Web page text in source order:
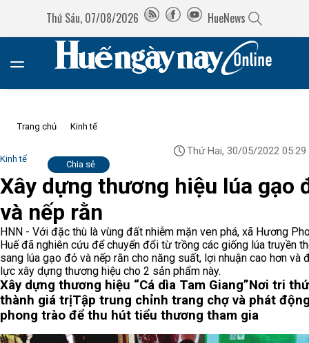
Thứ Sáu, 07/08/2026 HueNews
Trang chủ Kinh tế
Kinh tế
Thứ Hai, 30/05/2022 05:29
Chia sẻ
Xây dựng thương hiệu lúa gạo
và nếp rằn
HNN - Với đặc thù là vùng đất nhiễm mặn ven phá, xã Hương
Huế đã nghiên cứu để chuyển đổi từ trồng các giống lúa truyền
sang lúa gạo đỏ và nếp rằn cho năng suất, lợi nhuận cao hơn và
lực xây dựng thương hiệu cho 2 sản phẩm này.
Xây dựng thương hiệu “Cá dìa Tam Giang”Nơi tri
thành giá trịTập trung chỉnh trang chợ và phát
phong trào để thu hút tiểu thương tham gia